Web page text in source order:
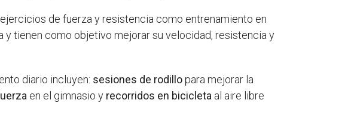
de fuerza y resistencia como entrenamiento en
tienen como objetivo mejorar su velocidad, resistencia y
diario incluyen: sesiones de rodillopara mejorar la
en el gimnasio y recorridos en bicicleta al aire libre